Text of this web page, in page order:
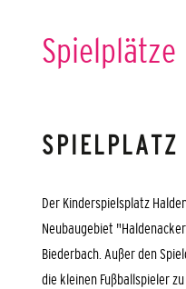
Spielplätze
SPIELPLATZ
Der Kinderspielsplatz
Neubaugebiet
Biederbach. Außer den
die kleinen Fußballspieler